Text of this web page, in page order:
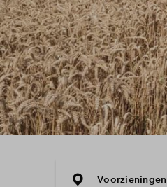
Voorzieningen